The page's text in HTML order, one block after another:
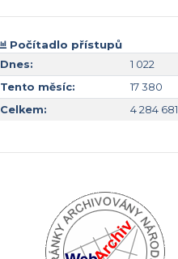
Počítadlo přístupů
Dnes:
1 022
Tento měsíc:
17 380
Celkem:
4 284 681